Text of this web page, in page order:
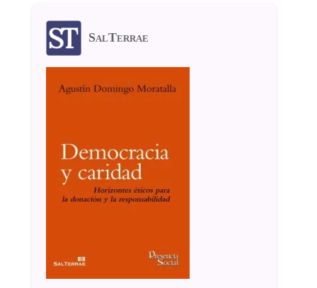
SalTerrae